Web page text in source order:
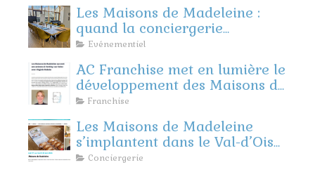
Les Maisons de Madeleine :
quand la conciergerie
rencontre l’événementiel
Evénementiel
AC Franchise met en lumière le
développement des Maisons de
Madeleine
Franchise
Les Maisons de Madeleine
s’implantent dans le Val-d’Oise
et les Yvelines !
Conciergerie